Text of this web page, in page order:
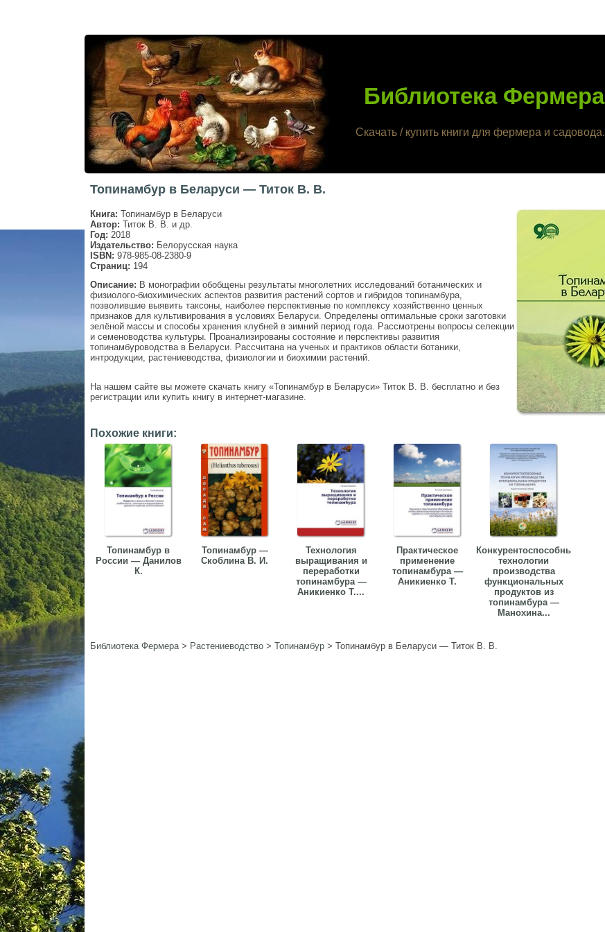
Библиотека Фермера
Скачать / купить книги для фермера и садовода.
Топинамбур в Беларуси — Титок В. В.
Книга: Топинамбур в Беларуси
Автор: Титок В. В. и др.
Год: 2018
Издательство: Белорусская наука
ISBN: 978-985-08-2380-9
Страниц: 194
Описание: В монографии обобщены результаты многолетних исследований ботанических и
физиолого-биохимических аспектов развития растений сортов и гибридов топинамбура,
позволившие выявить таксоны, наиболее перспективные по комплексу хозяйственно ценных
признаков для культивирования в условиях Беларуси. Определены оптимальные сроки заготовки
зелёной массы и способы хранения клубней в зимний период года. Рассмотрены вопросы селекции
и семеноводства культуры. Проанализированы состояние и перспективы развития
топинамбуроводства в Беларуси. Рассчитана на ученых и практиков области ботаники,
интродукции, растениеводства, физиологии и биохимии растений.
На нашем сайте вы можете скачать книгу «Топинамбур в Беларуси» Титок В. В. бесплатно и без
регистрации или купить книгу в интернет-магазине.
Похожие книги:
Топинамбур в
России — Данилов
К.
Топинамбур —
Скоблина В. И.
Технология
выращивания и
переработки
топинамбура —
Аникиенко Т....
Практическое
применение
топинамбура —
Аникиенко Т.
Конкурентоспособные
технологии
производства
функциональных
продуктов из
топинамбура —
Манохина...
Библиотека Фермера> Растениеводство > Топинамбур > Топинамбур в Беларуси — Титок В. В.